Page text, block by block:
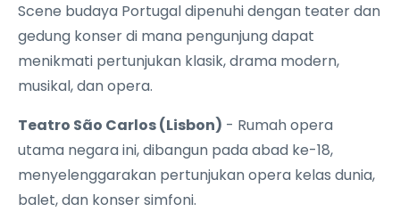
Scene budaya Portugal dipenuhi dengan teater dan
gedung konser di mana pengunjung dapat
menikmati pertunjukan klasik, drama modern,
musikal, dan opera.
Teatro São Carlos (Lisbon) - Rumah opera
utama negara ini, dibangun pada abad ke-18,
menyelenggarakan pertunjukan opera kelas dunia,
balet, dan konser simfoni.